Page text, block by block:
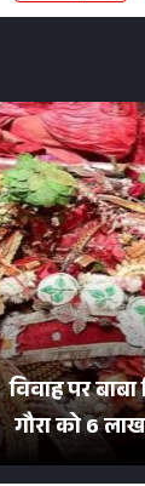
विवाह पर
गौरा को 6
500 भक्तों